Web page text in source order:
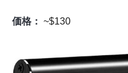
価格： ~$130